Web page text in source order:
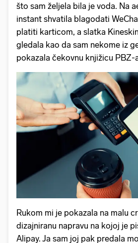
što sam željela bila je voda. Na
instant shvatila blagodati
platiti karticom, a slatka
gledala kao da sam nekome iz
pokazala čekovnu knjižicu PBZ-
Rukom mi je pokazala na malu
dizajniranu napravu na kojoj je
Alipay. Ja sam joj pak predala